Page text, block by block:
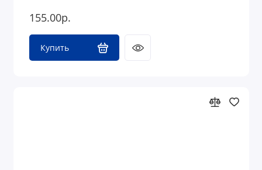
155.00р.
Купить